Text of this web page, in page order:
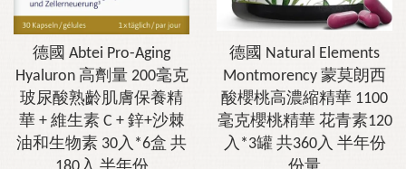
德國 Abtei Pro-Aging
Hyaluron 高劑量 200毫克
玻尿酸熟齡肌膚保養精
華 + 維生素 C + 鋅+沙棘
油和生物素 30入*6盒 共
德國 Natural Elements
Montmorency 蒙莫朗西
酸櫻桃高濃縮精華 1100
毫克櫻桃精華 花青素120
入*3罐 共360入 半年份